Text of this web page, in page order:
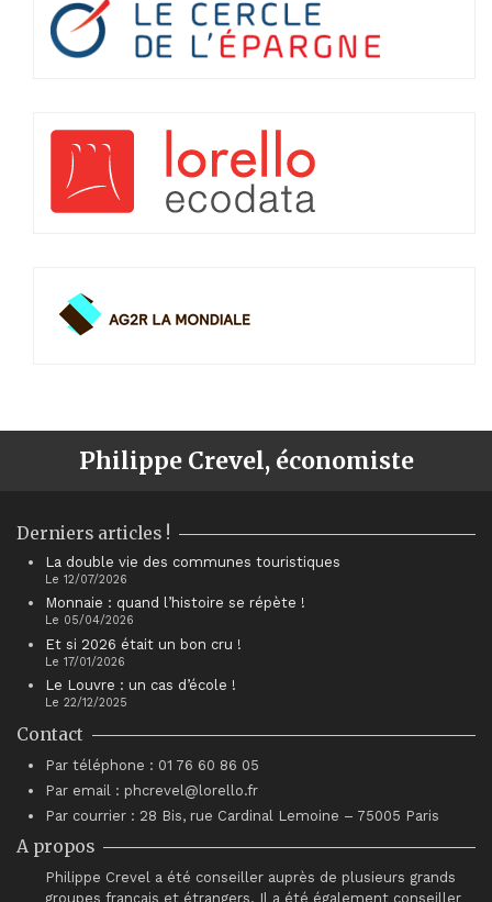
Philippe Crevel, économiste
Derniers articles !
La double vie des communes touristiques
Le 12/07/2026
Monnaie : quand l’histoire se répète !
Le 05/04/2026
Et si 2026 était un bon cru !
Le 17/01/2026
Le Louvre : un cas d’école !
Le 22/12/2025
Contact
Par téléphone : 01 76 60 86 05
Par email : phcrevel@lorello.fr
Par courrier : 28 Bis, rue Cardinal Lemoine – 75005 Paris
A propos
Philippe Crevel a été conseiller auprès de plusieurs grands
groupes français et étrangers. Il a été également conseiller